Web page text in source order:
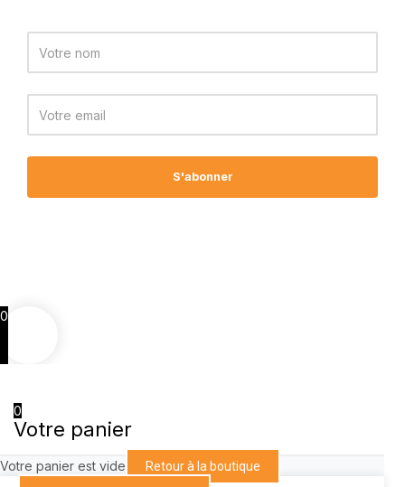
S'abonner
0
0
Votre panier
Votre panier est vide Retour à la boutique